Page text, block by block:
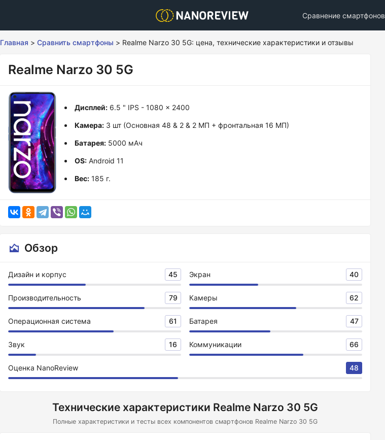
Сравнение смартфонов
Главная > Сравнить смартфоны > Realme Narzo 30 5G: цена, технические характеристики и отзывы
Realme Narzo 30 5G
Дисплей:6.5 " IPS - 1080 x 2400
Камера:3 шт (Основная 48 & 2 & 2 МП + фронтальная 16 МП)
Батарея:5000 мАч
OS:Android 11
Вес:185 г.
Обзор
Дизайн и корпус 45 Экран 40
Производительность 79 Камеры 62
Операционная система 61 Батарея 47
Звук 16 Коммуникации 66
Оценка NanoReview 48
Технические характеристики Realme Narzo 30 5G
Полные характеристики и тесты всех компонентов смартфонов Realme Narzo 30 5G